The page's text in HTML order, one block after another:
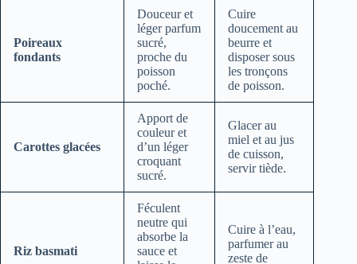
Poireaux
fondants
Douceur et
léger parfum
sucré,
proche du
poisson
poché.
Cuire
doucement au
beurre et
disposer sous
les tronçons
de poisson.
Carottes glacées
Apport de
couleur et
d’un léger
croquant
sucré.
Glacer au
miel et au jus
de cuisson,
servir tiède.
Riz basmati
Féculent
neutre qui
absorbe la
sauce et
Cuire à l’eau,
parfumer au
zeste de